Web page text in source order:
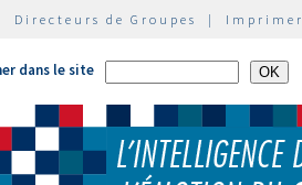
Directeurs de Groupes | Imprimer
dans le site